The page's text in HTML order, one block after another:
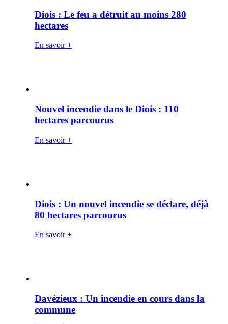
Diois : Le feu a détruit au moins 280
hectares
En savoir +
Nouvel incendie dans le Diois : 110
hectares parcourus
En savoir +
Diois : Un nouvel incendie se déclare, déjà
80 hectares parcourus
En savoir +
Davézieux : Un incendie en cours dans la
commune